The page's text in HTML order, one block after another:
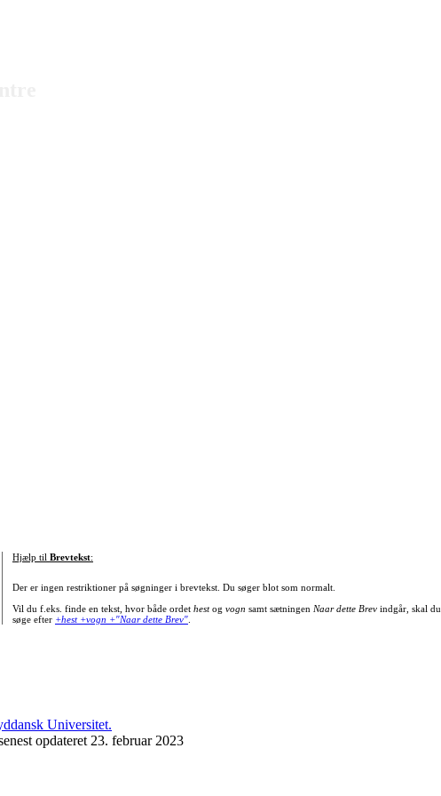
Hjælp til Brevtekst:
Der er ingen restriktioner på søgninger i brevtekst. Du søger blot som normalt.
Vil du f.eks. finde en tekst, hvor både ordet hestog vogn samt sætningen Naar dette Brevindgår, skal du
søge efter +hest +vogn +"Naar dette Brev".
opdateret 23. februar 2023